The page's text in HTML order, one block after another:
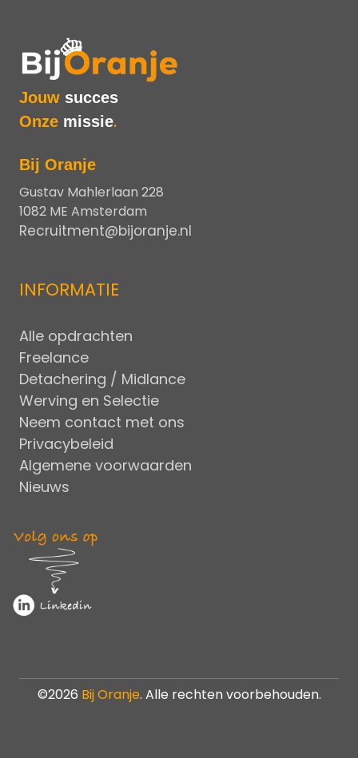
Jouw succes
Onze missie.
Bij Oranje
Gustav Mahlerlaan 228
1082 ME Amsterdam
Recruitment@bijoranje.nl
INFORMATIE
Alle opdrachten
Freelance
Detachering / Midlance
Werving en Selectie
Neem contact met ons
Privacybeleid
Algemene voorwaarden
Nieuws
©2026 Bij Oranje. Alle rechten voorbehouden.